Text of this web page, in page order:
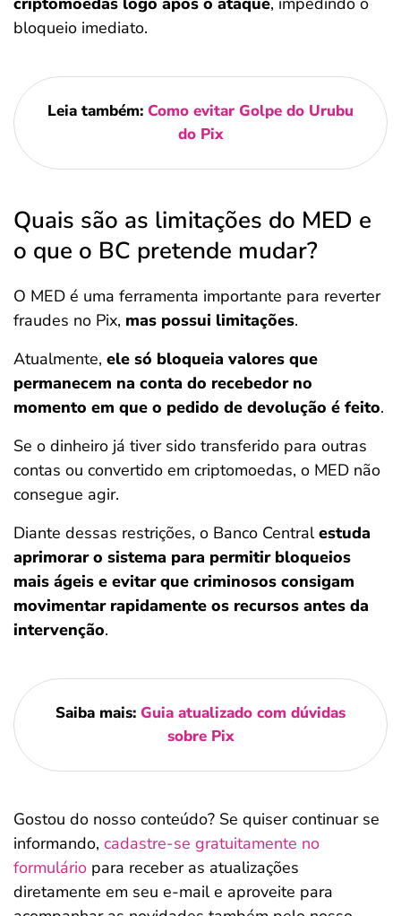
bloqueio imediato.
Leia também: Como evitar Golpe do Urubu
do Pix
Quais são as limitações do MED e
o que o BC pretende mudar?
O MED é uma ferramenta importante para reverter
fraudes no Pix, mas possui limitações.
Atualmente, ele só bloqueia valores que
permanecem na conta do recebedor no
momento em que o pedido de devolução é feito.
Se o dinheiro já tiver sido transferido para outras
contas ou convertido em criptomoedas, o MED não
consegue agir.
Diante dessas restrições, o Banco Centralestuda
aprimorar o sistema para permitir bloqueios
mais ágeis e evitar que criminosos consigam
movimentar rapidamente os recursos antes da
intervenção.
Saiba mais: Guia atualizado com dúvidas
sobre Pix
Gostou do nosso conteúdo? Se quiser continuar se
informando, cadastre-se gratuitamente no
formulário para receber as atualizações
diretamente em seu e-mail e aproveite para